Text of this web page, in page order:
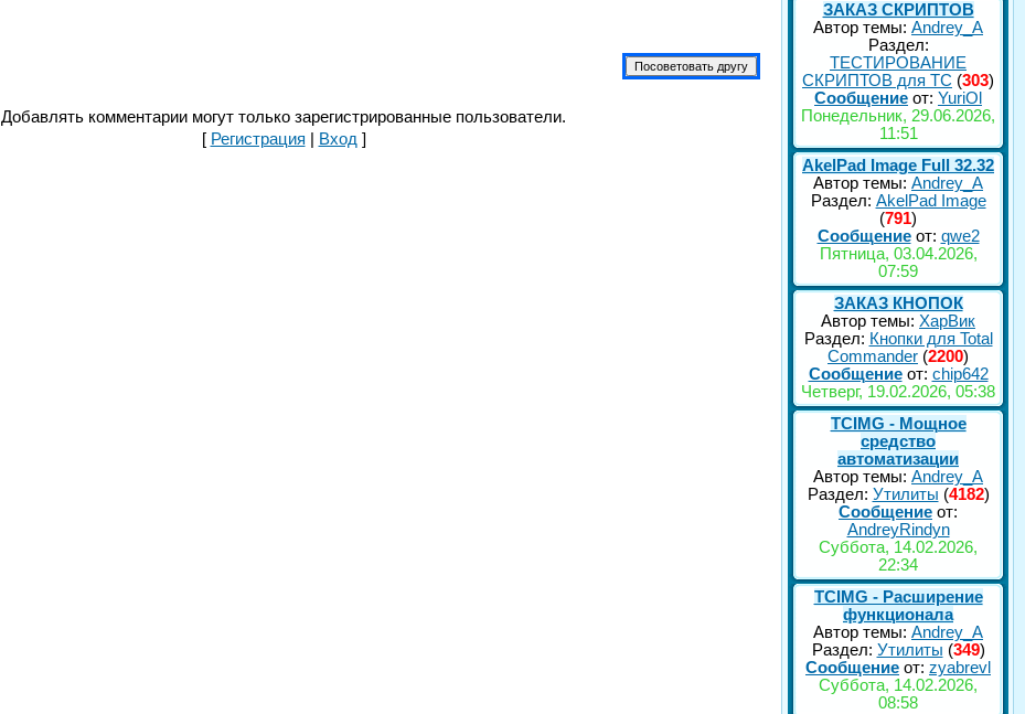
Добавлять комментарии могут только зарегистрированные пользователи.
[ Регистрация Вход]
ЗАКАЗ СКРИПТОВ
Автор темы: Andrey_A
Раздел:
ТЕСТИРОВАНИЕ
СКРИПТОВ для TC (303)
Сообщение от: YuriOl
Понедельник, 29.06.2026,
11:51
AkelPad Image Full 32.32
Автор темы: Andrey_A
Раздел: AkelPad Image
(791)
Сообщениеот: qwe2
Пятница, 03.04.2026,
07:59
ЗАКАЗ КНОПОК
Автор темы: ХарВик
Раздел: Кнопки для Total
Commander (2200)
Сообщениеот: chip642
Четверг, 19.02.2026, 05:38
TCIMG - Мощное
средство
автоматизации
Автор темы: Andrey_A
Раздел: Утилиты (4182)
Сообщение от:
AndreyRindyn
Суббота, 14.02.2026,
22:34
TCIMG - Расширение
функционала
Автор темы: Andrey_A
Раздел: Утилиты (349)
Сообщение от: zyabrevl
Суббота, 14.02.2026,
08:58